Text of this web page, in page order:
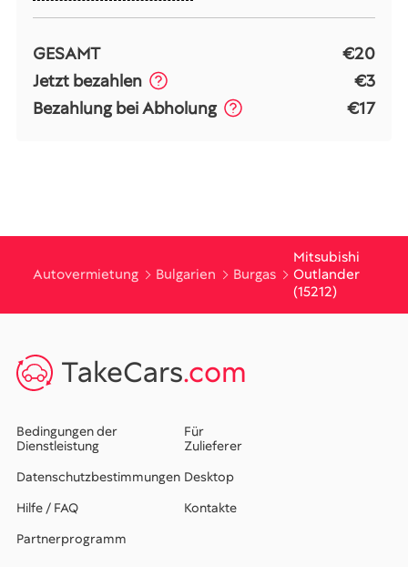
GESAMT
€20
Jetzt bezahlen
€3
Bezahlung bei Abholung
€17
Autovermietung Bulgarien Burgas
Mitsubishi
Outlander
(15212)
TakeCars.com
Bedingungen der
Dienstleistung
Datenschutzbestimmungen
Hilfe / FAQ
Partnerprogramm
Für
Zulieferer
Desktop
Kontakte